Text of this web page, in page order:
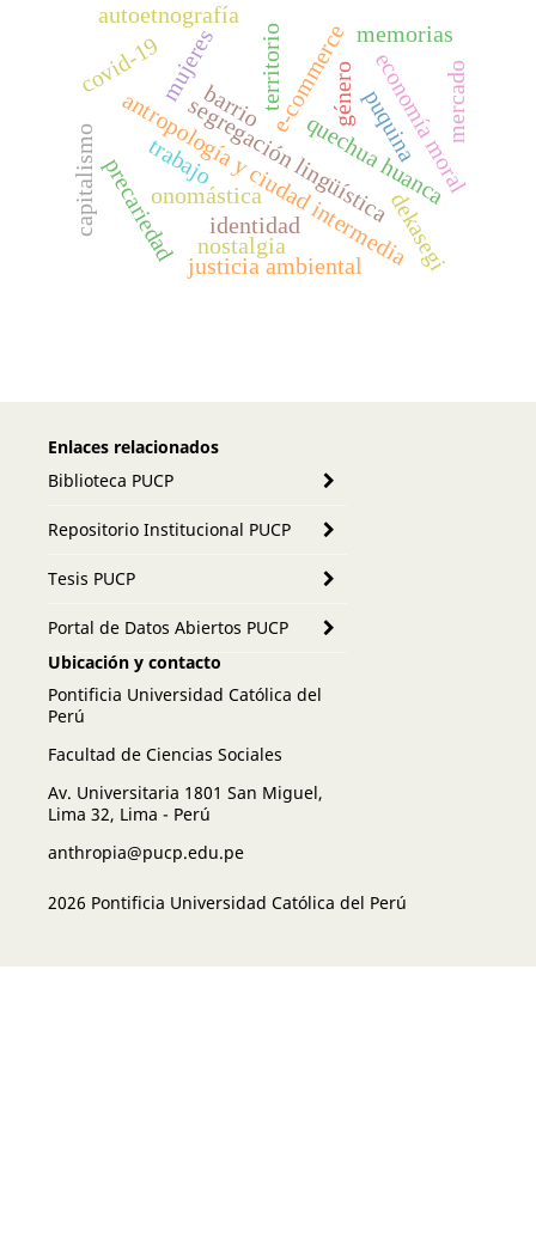
segregación lingüística
quechua huanca
onomástica
puquina
antropología y ciudad intermediaeconomía moral
precariedadtrabajo
mujeres mercado
barrio
identidad
nostalgia
e-commerce
covid-19 territorio
justicia ambiental
capitalismo
memorias
dekasegi
género
autoetnografía
Enlaces relacionados
Biblioteca PUCP
Repositorio Institucional PUCP
Tesis PUCP
Portal de Datos Abiertos PUCP
Ubicación y contacto
Pontificia Universidad Católica del
Perú
Facultad de Ciencias Sociales
Av. Universitaria 1801 San Miguel,
Lima 32, Lima - Perú
anthropia@pucp.edu.pe
2026 Pontificia Universidad Católica del Perú